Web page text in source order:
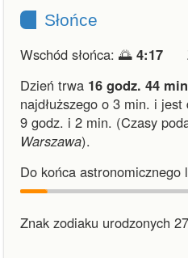
Słońce
Wschód słońca: 🌅 4:17
Dzień trwa 16 godz. 44 min
najdłuższego o 3 min. i jest
9 godz. i 2 min. (Czasy
Warszawa).
Do końca astronomicznego
Znak zodiaku urodzonych